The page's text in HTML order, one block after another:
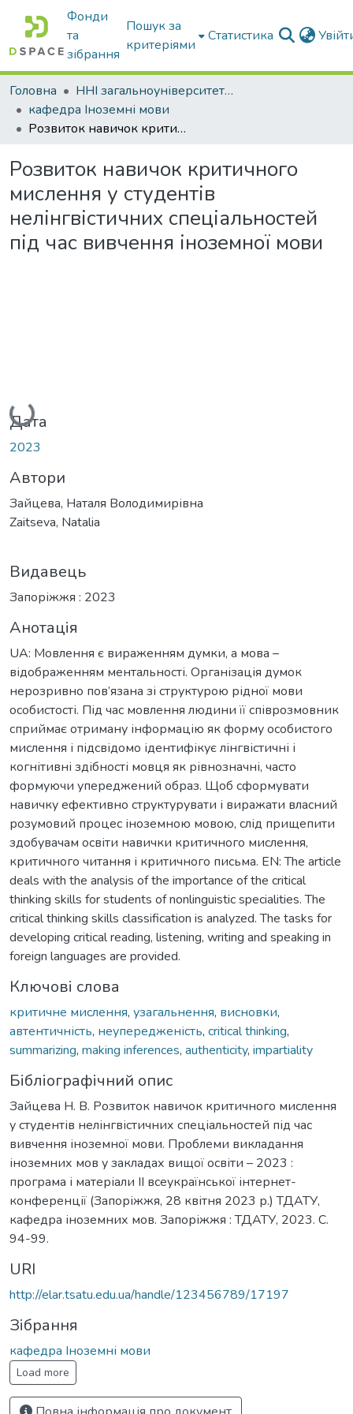
Фонди
та
зібрання
Пошук за
критеріями
Статистика
Головна
ННІ загальноуніверситетської підготовки
кафедра Іноземні мови
Розвиток навичок критичного мислення у студентів нелінгвістичних спеціальностей під час вивчення іноземної мови
Розвиток навичок критичного
мислення у студентів
нелінгвістичних спеціальностей
під час вивчення іноземної мови
Вантажиться...
Дата
2023
Автори
Зайцева, Наталя Володимирівна
Zaitseva, Natalia
Видавець
Запоріжжя : 2023
Анотація
UA: Мовлення є вираженням думки, а мова –
відображенням ментальності. Організація думок
нерозривно пов’язана зі структурою рідної мови
особистості. Під час мовлення людини її співрозмовник
сприймає отриману інформацію як форму особистого
мислення і підсвідомо ідентифікує лінгвістичні і
когнітивні здібності мовця як рівнозначні, часто
формуючи упереджений образ. Щоб сформувати
навичку ефективно структурувати і виражати власний
розумовий процес іноземною мовою, слід прищепити
здобувачам освіти навички критичного мислення,
критичного читання і критичного письма. EN: The article
deals with the analysis of the importance of the critical
thinking skills for students of nonlinguistic specialities. The
critical thinking skills classification is analyzed. The tasks for
developing critical reading, listening, writing and speaking in
foreign languages are provided.
Ключові слова
критичне мислення, узагальнення, висновки,
автентичність, неупередженість, critical thinking,
summarizing, making inferences, authenticity, impartiality
Бібліографічний опис
Зайцева Н. В. Розвиток навичок критичного мислення
у студентів нелінгвістичних спеціальностей під час
вивчення іноземної мови. Проблеми викладання
іноземних мов у закладах вищої освіти – 2023 :
програма і матеріали ІІ всеукраїнської інтернет-
конференції (Запоріжжя, 28 квітня 2023 р.) ТДАТУ,
кафедра іноземних мов. Запоріжжя : ТДАТУ, 2023. С.
94-99.
URI
http://elar.tsatu.edu.ua/handle/123456789/17197
Зібрання
кафедра Іноземні мови
Load more